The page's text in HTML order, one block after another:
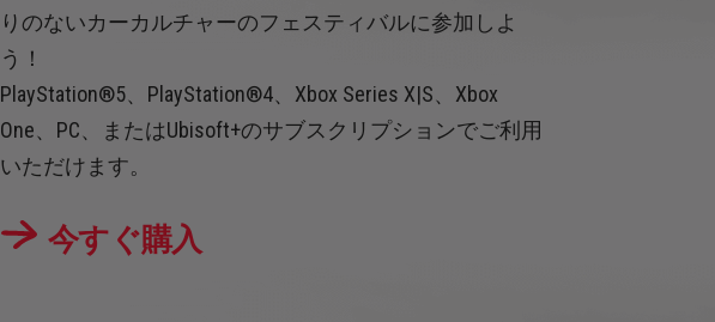
りのないカーカルチャーのフェスティバルに参加しよ
う！
PlayStation®5、PlayStation®4、Xbox Series X|S、Xbox
One、PC、またはUbisoft+のサブスクリプションでご利用
いただけます。
今すぐ購入